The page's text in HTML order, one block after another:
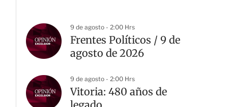
9 de agosto - 2:00 Hrs
Frentes Políticos / 9 de
agosto de 2026
9 de agosto - 2:00 Hrs
Vitoria: 480 años de